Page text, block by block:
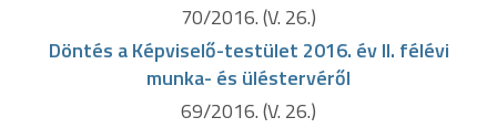
70/2016. (V. 26.)
Döntés a Képviselő-testület 2016. év II. félévi
munka- és üléstervéről
69/2016. (V. 26.)